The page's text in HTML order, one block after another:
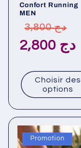
Confort Running
MEN
Prix
habituel
3,800 دج
2,800 دج
Choisir des
options
Promotion